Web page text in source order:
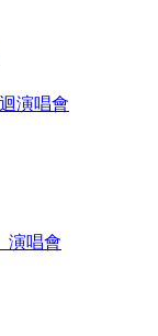
演唱會
演唱會